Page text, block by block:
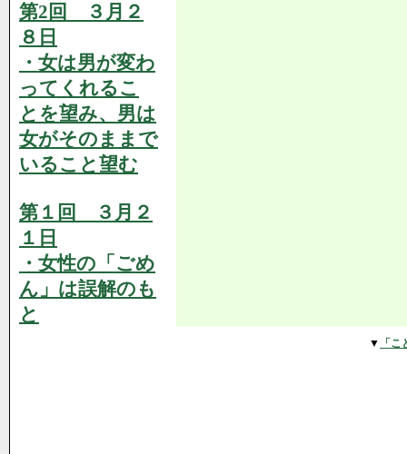
第2回 ３月２
８日
・女は男が変わ
ってくれるこ
とを望み、男は
女がそのままで
いること望む
第１回 ３月２
１日
・女性の「ごめ
ん」は誤解のも
と
▼ 「